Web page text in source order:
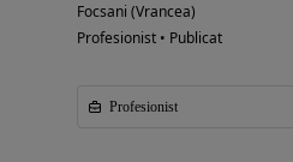
Focsani (Vrancea)
Profesionist • Publicat
Profesionist